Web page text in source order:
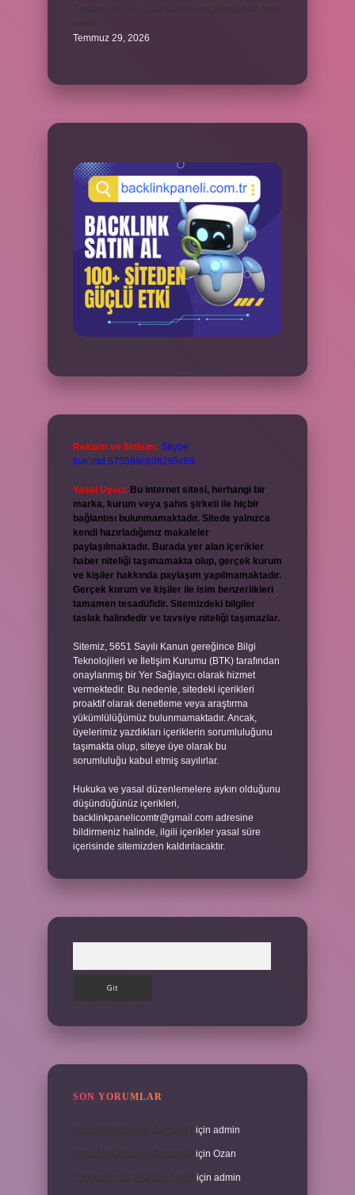
Temmuz 29, 2026
Reklam ve İletişim: Skype:
live:.cid.575569c608265c69
Yasal Uyarı: Bu internet sitesi, herhangi bir
marka, kurum veya şahıs şirketi ile hiçbir
bağlantısı bulunmamaktadır. Sitede yalnızca
kendi hazırladığımız makaleler
paylaşılmaktadır. Burada yer alan içerikler
haber niteliği taşımamakta olup, gerçek kurum
ve kişiler hakkında paylaşım yapılmamaktadır.
Gerçek kurum ve kişiler ile isim benzerlikleri
tamamen tesadüfidir. Sitemizdeki bilgiler
taslak halindedir ve tavsiye niteliği taşımazlar.
Sitemiz, 5651 Sayılı Kanun gereğince Bilgi
Teknolojileri ve İletişim Kurumu (BTK) tarafından
onaylanmış bir Yer Sağlayıcı olarak hizmet
vermektedir. Bu nedenle, sitedeki içerikleri
proaktif olarak denetleme veya araştırma
yükümlülüğümüz bulunmamaktadır. Ancak,
üyelerimiz yazdıkları içeriklerin sorumluluğunu
taşımakta olup, siteye üye olarak bu
sorumluluğu kabul etmiş sayılırlar.
Hukuka ve yasal düzenlemelere aykırı olduğunu
düşündüğünüz içerikleri,
backlinkpanelicomtr@gmail.com adresine
bildirmeniz halinde, ilgili içerikler yasal süre
içerisinde sitemizden kaldırılacaktır.
SON YORUMLAR
için admin
için Ozan
için admin